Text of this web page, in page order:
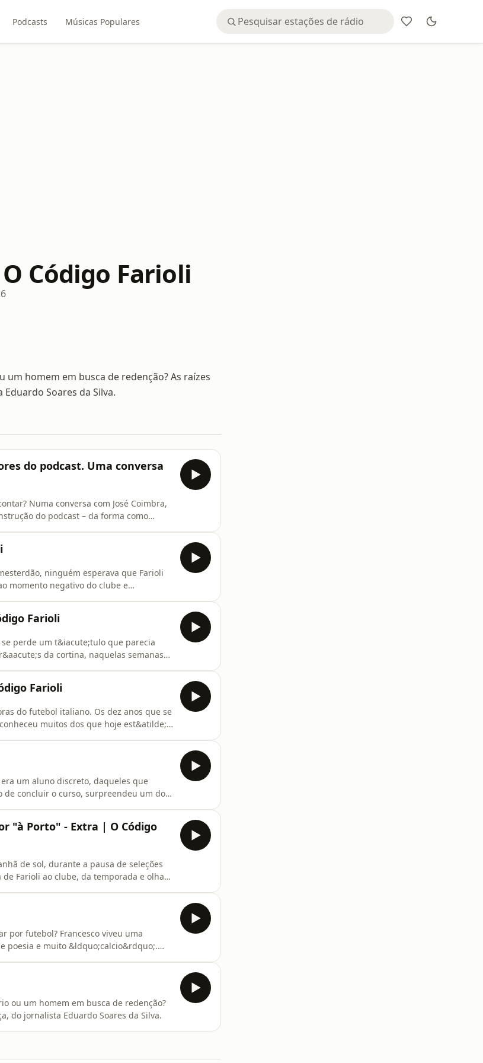
Podcasts Músicas Populares
Código Farioli
homem em busca de redenção? As raízes
Soares da Silva.
do podcast. Uma conversa
Numa conversa com José Coimbra,
do podcast – da forma como
ninguém esperava que Farioli
momento negativo do clube e
Farioli
perde um t&iacute;tulo que parecia
da cortina, naquelas semanas
Farioli
do futebol italiano. Os dez anos que se
muitos dos que hoje est&atilde;o
um aluno discreto, daqueles que
de concluir o curso, surpreendeu um dos
"à Porto" - Extra | O Código
de sol, durante a pausa de seleções
Farioli ao clube, da temporada e olhar
por futebol? Francesco viveu uma
poesia e muito &ldquo;calcio&rdquo;.
ou um homem em busca de redenção?
do jornalista Eduardo Soares da Silva.